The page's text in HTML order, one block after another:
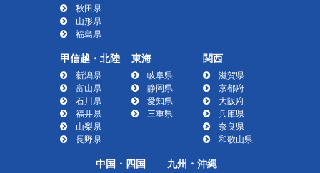
秋田県
山形県
福島県
甲信越・北陸
新潟県
富山県
石川県
福井県
山梨県
長野県
東海
岐阜県
静岡県
愛知県
三重県
関西
滋賀県
京都府
大阪府
兵庫県
奈良県
和歌山県
中国・四国 九州・沖縄